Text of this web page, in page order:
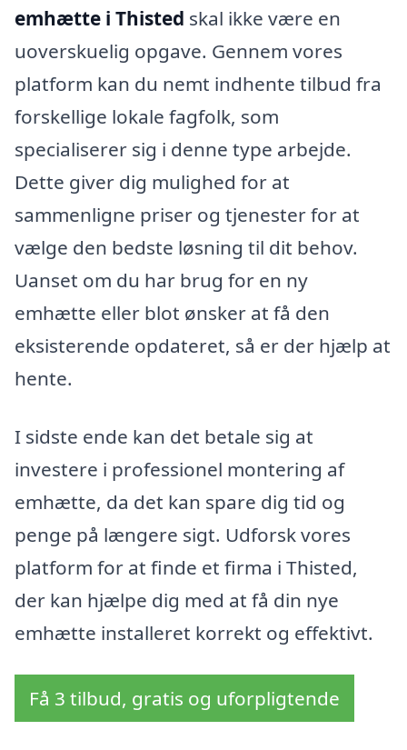
emhætte i Thisted skal ikke være en
uoverskuelig opgave. Gennem vores
platform kan du nemt indhente tilbud fra
forskellige lokale fagfolk, som
specialiserer sig i denne type arbejde.
Dette giver dig mulighed for at
sammenligne priser og tjenester for at
vælge den bedste løsning til dit behov.
Uanset om du har brug for en ny
emhætte eller blot ønsker at få den
eksisterende opdateret, så er der hjælp at
hente.
I sidste ende kan det betale sig at
investere i professionel montering af
emhætte, da det kan spare dig tid og
penge på længere sigt. Udforsk vores
platform for at finde et firma i Thisted,
der kan hjælpe dig med at få din nye
emhætte installeret korrekt og effektivt.
Få 3 tilbud, gratis og uforpligtende